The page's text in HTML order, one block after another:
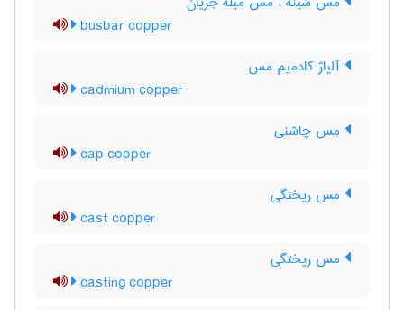
busbar copper
آلیاژ کادمیم مس
cadmium copper
مس چاشنی
cap copper
مس ریختگی
cast copper
مس ریختگی
casting copper